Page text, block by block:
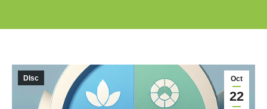
Oct
22
DIsc